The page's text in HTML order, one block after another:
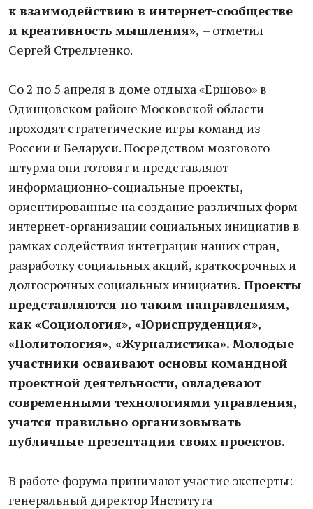
к взаимодействию в интернет-сообществе
и креативность мышления», – отметил
Сергей Стрельченко.
Со 2 по 5 апреля в доме отдыха «Ершово» в
Одинцовском районе Московской области
проходят стратегические игры команд из
России и Беларуси. Посредством мозгового
штурма они готовят и представляют
информационно-социальные проекты,
ориентированные на создание различных форм
интернет-организации социальных инициатив в
рамках содействия интеграции наших стран,
разработку социальных акций, краткосрочных и
долгосрочных социальных инициатив. Проекты
представляются по таким направлениям,
как «Социология», «Юриспруденция»,
«Политология», «Журналистика». Молодые
участники осваивают основы командной
проектной деятельности, овладевают
современными технологиями управления,
учатся правильно организовывать
публичные презентации своих проектов.
В работе форума принимают участие эксперты:
генеральный директор Института